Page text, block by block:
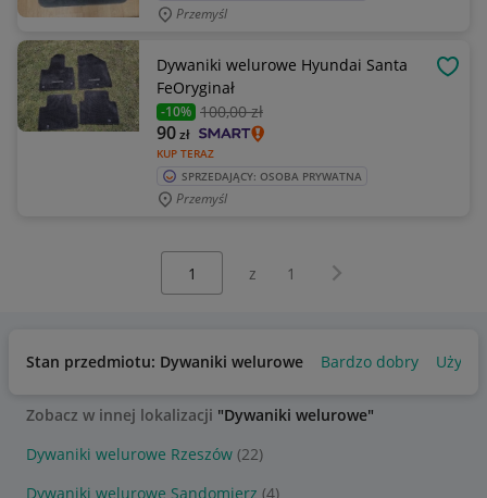
Przemyśl
Dywaniki welurowe Hyundai Santa
FeOryginał
-10% 100,00 zł
KUP TERAZ
90zł
SPRZEDAJĄCY: OSOBA PRYWATNA
Przemyśl
z 1 Następna strona
Stan przedmiotu: Dywaniki welurowe Bardzo dobry
Zobacz w innej lokalizacji "Dywaniki welurowe"
Dywaniki welurowe Rzeszów (22)
Dywaniki welurowe Sandomierz (4)